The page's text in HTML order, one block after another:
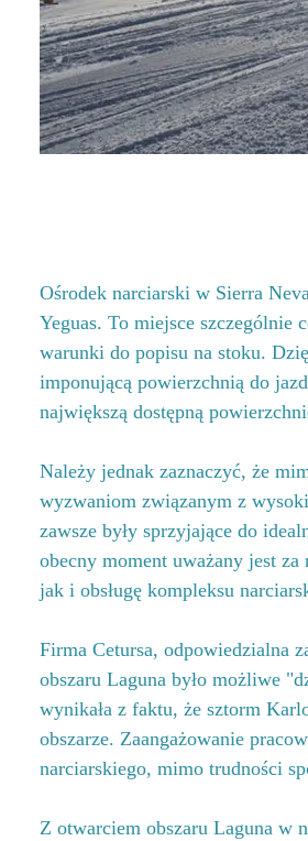
Ośrodek narciarski w Sierra
Yeguas. To miejsce szczególnie
warunki do popisu na stoku.
imponującą powierzchnią do
największą dostępną
Należy jednak zaznaczyć, że
wyzwaniom związanym z
zawsze były sprzyjające do
obecny moment uważany jest
jak i obsługę kompleksu
Firma Cetursa, odpowiedzialna
obszaru Laguna było możliwe
wynikała z faktu, że sztorm
obszarze. Zaangażowanie
narciarskiego, mimo trudności
Z otwarciem obszaru Laguna w